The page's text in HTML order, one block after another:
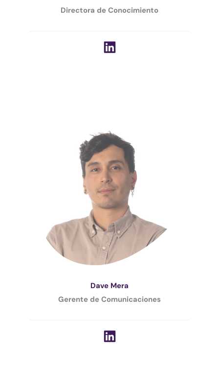
Directora de Conocimiento
Dave Mera
Gerente de Comunicaciones